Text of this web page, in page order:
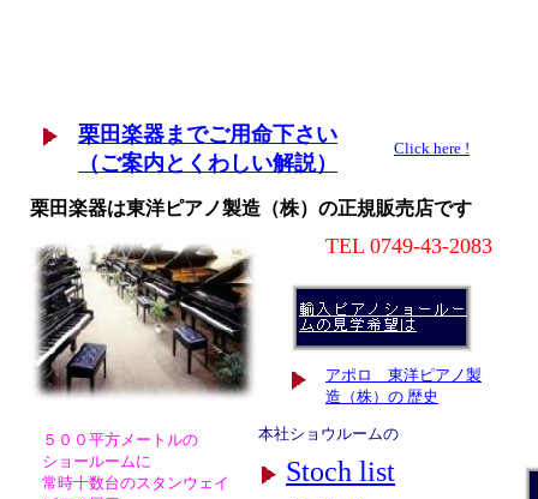
栗田楽器までご用命下さい
（ご案内とくわしい解説）
Click here !
栗田楽器は東洋ピアノ製造（株）の正規販売店です
TEL 0749-43-2083
アポロ 東洋ピアノ製
造（株）の 歴史
本社ショウルームの
５００平方メートルの
ショールームに
常時十数台のスタンウェイ
Stoch list